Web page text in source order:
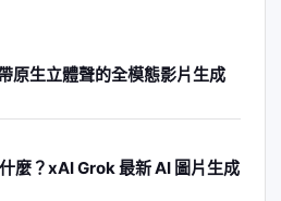
原生立體聲的全模態影片生成
麼？xAI Grok 最新 AI 圖片生成